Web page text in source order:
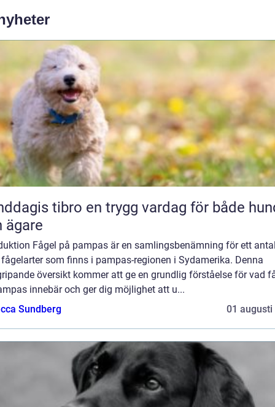
en trygg vardag för både hund
ägare
Fågel på pampas är en samlingsbenämning för ett
som finns i pampas-regionen i Sydamerika. Denna
översikt kommer att ge en grundlig förståelse för vad
innebär och ger dig möjlighet att u...
Sundberg
01 augusti